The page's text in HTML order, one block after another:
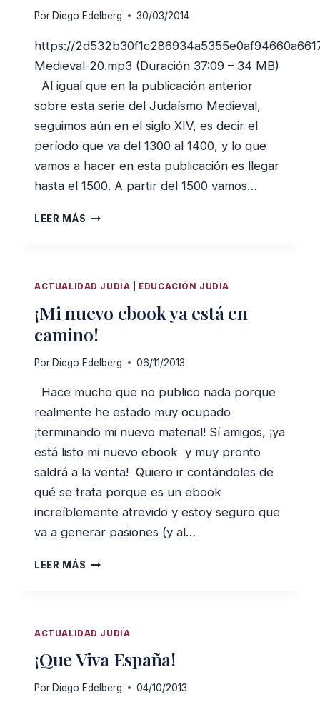
Por Diego Edelberg 30/03/2014
https://
Medieval-20.mp3 (Duración 37:09 – 34 MB)
Al igual que en la publicación anterior
sobre esta serie del Judaísmo Medieval,
seguimos aún en el siglo XIV, es decir el
período que va del 1300 al 1400, y lo que
vamos a hacer en esta publicación es llegar
hasta el 1500. A partir del 1500 vamos…
LEER MÁS LA
JUDÍOS
ESPAÑA
1492
ACTUALIDAD JUDÍA EDUCACIÓN JUDÍA
¡Mi nuevo ebook ya está en
camino!
PorDiego Edelberg 06/11/2013
Hace mucho que no publico nada porque
realmente he estado muy ocupado
¡terminando mi nuevo material! Sí amigos, ¡ya
está listo mi nuevo ebook y muy pronto
saldrá a la venta! Quiero ir contándoles de
qué se trata porque es un ebook
increíblemente atrevido y estoy seguro que
va a generar pasiones (y al…
LEER MÁS ¡MI
EN
CAMINO!
ACTUALIDAD JUDÍA
¡Que Viva España!
Por Diego Edelberg 04/10/2013